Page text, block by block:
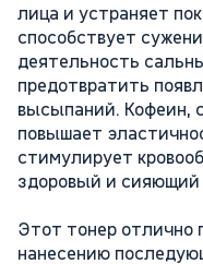
лица и устраняет
способствует
деятельность
предотвратить
высыпаний. Кофеин,
повышает
стимулирует
здоровый и сияющий
Этот тонер отлично
нанесению